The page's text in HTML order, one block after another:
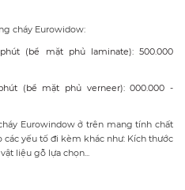
cháy Eurowidow:
(bề mặt phủ laminate): 500.000
(bề mặt phủ verneer): 000.000 -
Eurowindow ở trên mang tính chất
yếu tố đi kèm khác như: Kích thước
liệu gỗ lựa chọn...